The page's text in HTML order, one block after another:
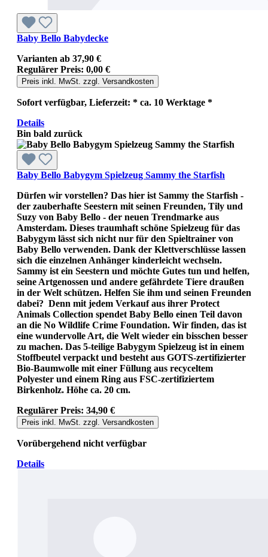
Baby Bello Babydecke
Varianten ab 37,90 €
Regulärer Preis: 0,00 €
Preis inkl. MwSt. zzgl. Versandkosten
Sofort verfügbar, Lieferzeit: * ca. 10 Werktage *
Details
Bin bald zurück
Baby Bello Babygym Spielzeug Sammy the Starfish
Dürfen wir vorstellen? Das hier ist Sammy the Starfish -
der zauberhafte Seestern mit seinen Freunden, Tily und
Suzy von Baby Bello - der neuen Trendmarke aus
Amsterdam. Dieses traumhaft schöne Spielzeug für das
Babygym lässt sich nicht nur für den Spieltrainer von
Baby Bello verwenden. Dank der Klettverschlüsse lassen
sich die einzelnen Anhänger kinderleicht wechseln.
Sammy ist ein Seestern und möchte Gutes tun und helfen,
seine Artgenossen und andere gefährdete Tiere draußen
in der Welt schützen. Helfen Sie ihm und seinen Freunden
dabei? Denn mit jedem Verkauf aus ihrer Protect
Animals Collection spendet Baby Bello einen Teil davon
an die No Wildlife Crime Foundation. Wir finden, das ist
eine wundervolle Art, die Welt wieder ein bisschen besser
zu machen. Das 5-teilige Babygym Spielzeug ist in einem
Stoffbeutel verpackt und besteht aus GOTS-zertifizierter
Bio-Baumwolle mit einer Füllung aus recyceltem
Polyester und einem Ring aus FSC-zertifiziertem
Birkenholz. Höhe ca. 20 cm.
Regulärer Preis: 34,90 €
Preis inkl. MwSt. zzgl. Versandkosten
Vorübergehend nicht verfügbar
Details